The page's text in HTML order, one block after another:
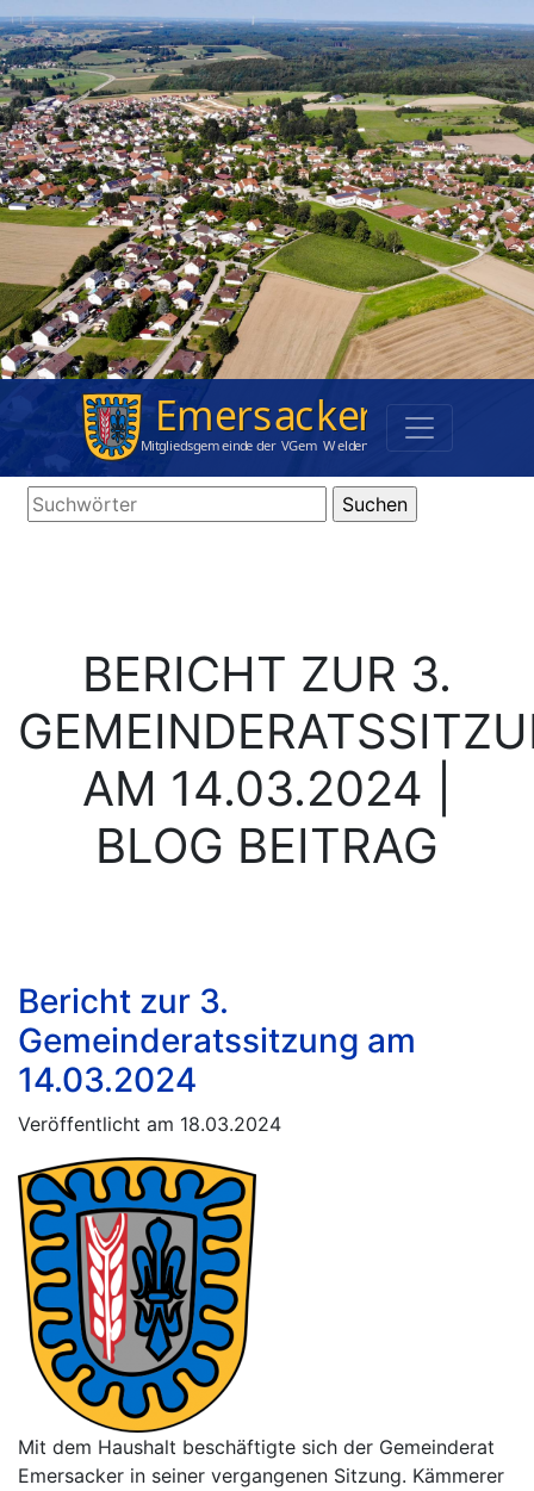
BERICHT ZUR 3.
AM 14.03.2024 |
BLOG BEITRAG
Bericht zur 3.
Gemeinderatssitzung am
14.03.2024
Veröffentlicht am 18.03.2024
Mit dem Haushalt beschäftigte sich der Gemeinderat
Emersacker in seiner vergangenen Sitzung. Kämmerer